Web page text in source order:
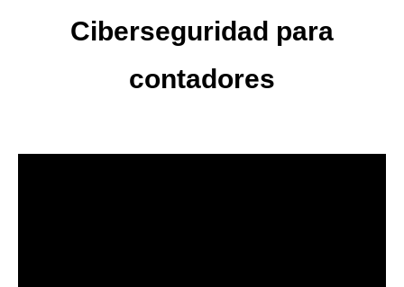
Ciberseguridad para
contadores